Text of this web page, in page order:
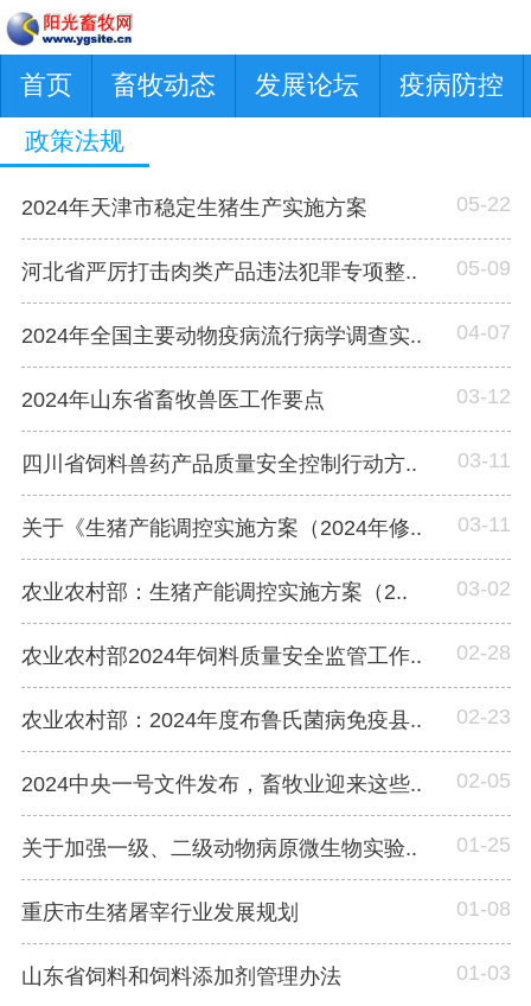
首页 畜牧动态 发展论坛 疫病防控
政策法规
2024年天津市稳定生猪生产实施方案 05-22
河北省严厉打击肉类产品违法犯罪专项整.. 05-09
2024年全国主要动物疫病流行病学调查实.. 04-07
2024年山东省畜牧兽医工作要点 03-12
四川省饲料兽药产品质量安全控制行动方.. 03-11
关于《生猪产能调控实施方案（2024年修.. 03-11
农业农村部：生猪产能调控实施方案（2.. 03-02
农业农村部2024年饲料质量安全监管工作.. 02-28
农业农村部：2024年度布鲁氏菌病免疫县.. 02-23
2024中央一号文件发布，畜牧业迎来这些.. 02-05
关于加强一级、二级动物病原微生物实验.. 01-25
重庆市生猪屠宰行业发展规划 01-08
山东省饲料和饲料添加剂管理办法 01-03